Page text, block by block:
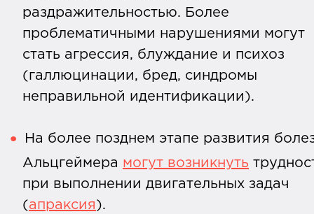
раздражительностью. Более
проблематичными нарушениями могут
стать агрессия, блуждание и психоз
(галлюцинации, бред, синдромы
неправильной идентификации).
На более позднем этапе развития
Альцгеймера могут возникнуть
при выполнении двигательных задач
(апраксия).